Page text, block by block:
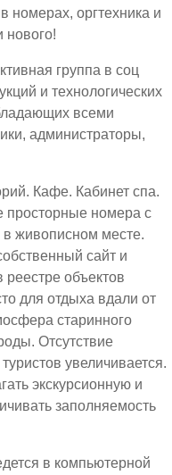
номерах, оргтехника и
нового!
группа в соц
и технологических
всеми
администраторы,
Кафе. Кабинет спа.
просторные номера с
в живописном месте.
сайт и
реестре объектов
для отдыха вдали от
старинного
Отсутствие
увеличивается.
экскурсионную и
заполняемость
в компьютерной